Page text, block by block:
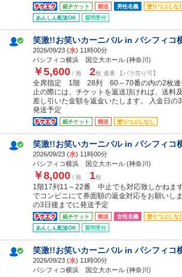
紙チケット 郵送 男性名義
塗りつぶしな
あんしん配送OK
質問受付
笑激!!お笑いカーニバル in パシフィコ
2026/09/23 (水) 11時00分
パシフィコ横浜 国立大ホール (神奈川)
￥5,600 / 枚 2枚 連番 【バラ売り可】
全席指定 1階 28列 60～70番の内の2枚連
止の際には、チケットを返送頂ければ、送料
差し引いた金額を返金いたします。 入金日の
発送予定
紙チケット 郵送 塗りつぶしなし
笑激!!お笑いカーニバル in パシフィコ
2026/09/23 (水) 11時00分
パシフィコ横浜 国立大ホール (神奈川)
￥8,000 / 枚 1枚
1階17列11～22番 中止でも対応致しかねま
でコンビニにて券面額の返金対応をお願いし
の3日後までに発送予定
紙チケット 郵送 女性名義
塗りつぶしな
あんしん配送OK
質問受付
笑激!!お笑いカーニバル in パシフィコ
2026/09/23 (水) 11時00分
パシフィコ横浜 国立大ホール (神奈川)